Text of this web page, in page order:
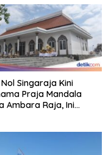
Singaraja Kini
Praja Mandala
Ambara Raja, Ini